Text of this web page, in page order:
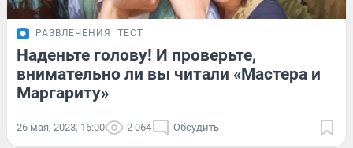
РАЗВЛЕЧЕНИЯ ТЕСТ
Наденьте голову! И проверьте,
внимательно ли вы читали «Мастера и
Маргариту»
26 мая, 2023, 16:00 2 064 Обсудить